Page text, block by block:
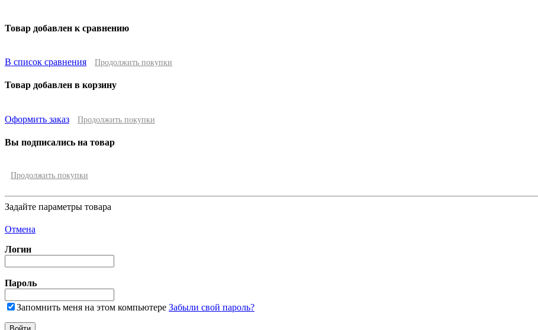
Товар добавлен к сравнению
В список сравнения Продолжить покупки
Товар добавлен в корзину
Оформить заказ Продолжить покупки
Вы подписались на товар
Продолжить покупки
Задайте параметры товара
Отмена
Логин
Пароль
Запомнить меня на этом компьютере Забыли свой пароль?